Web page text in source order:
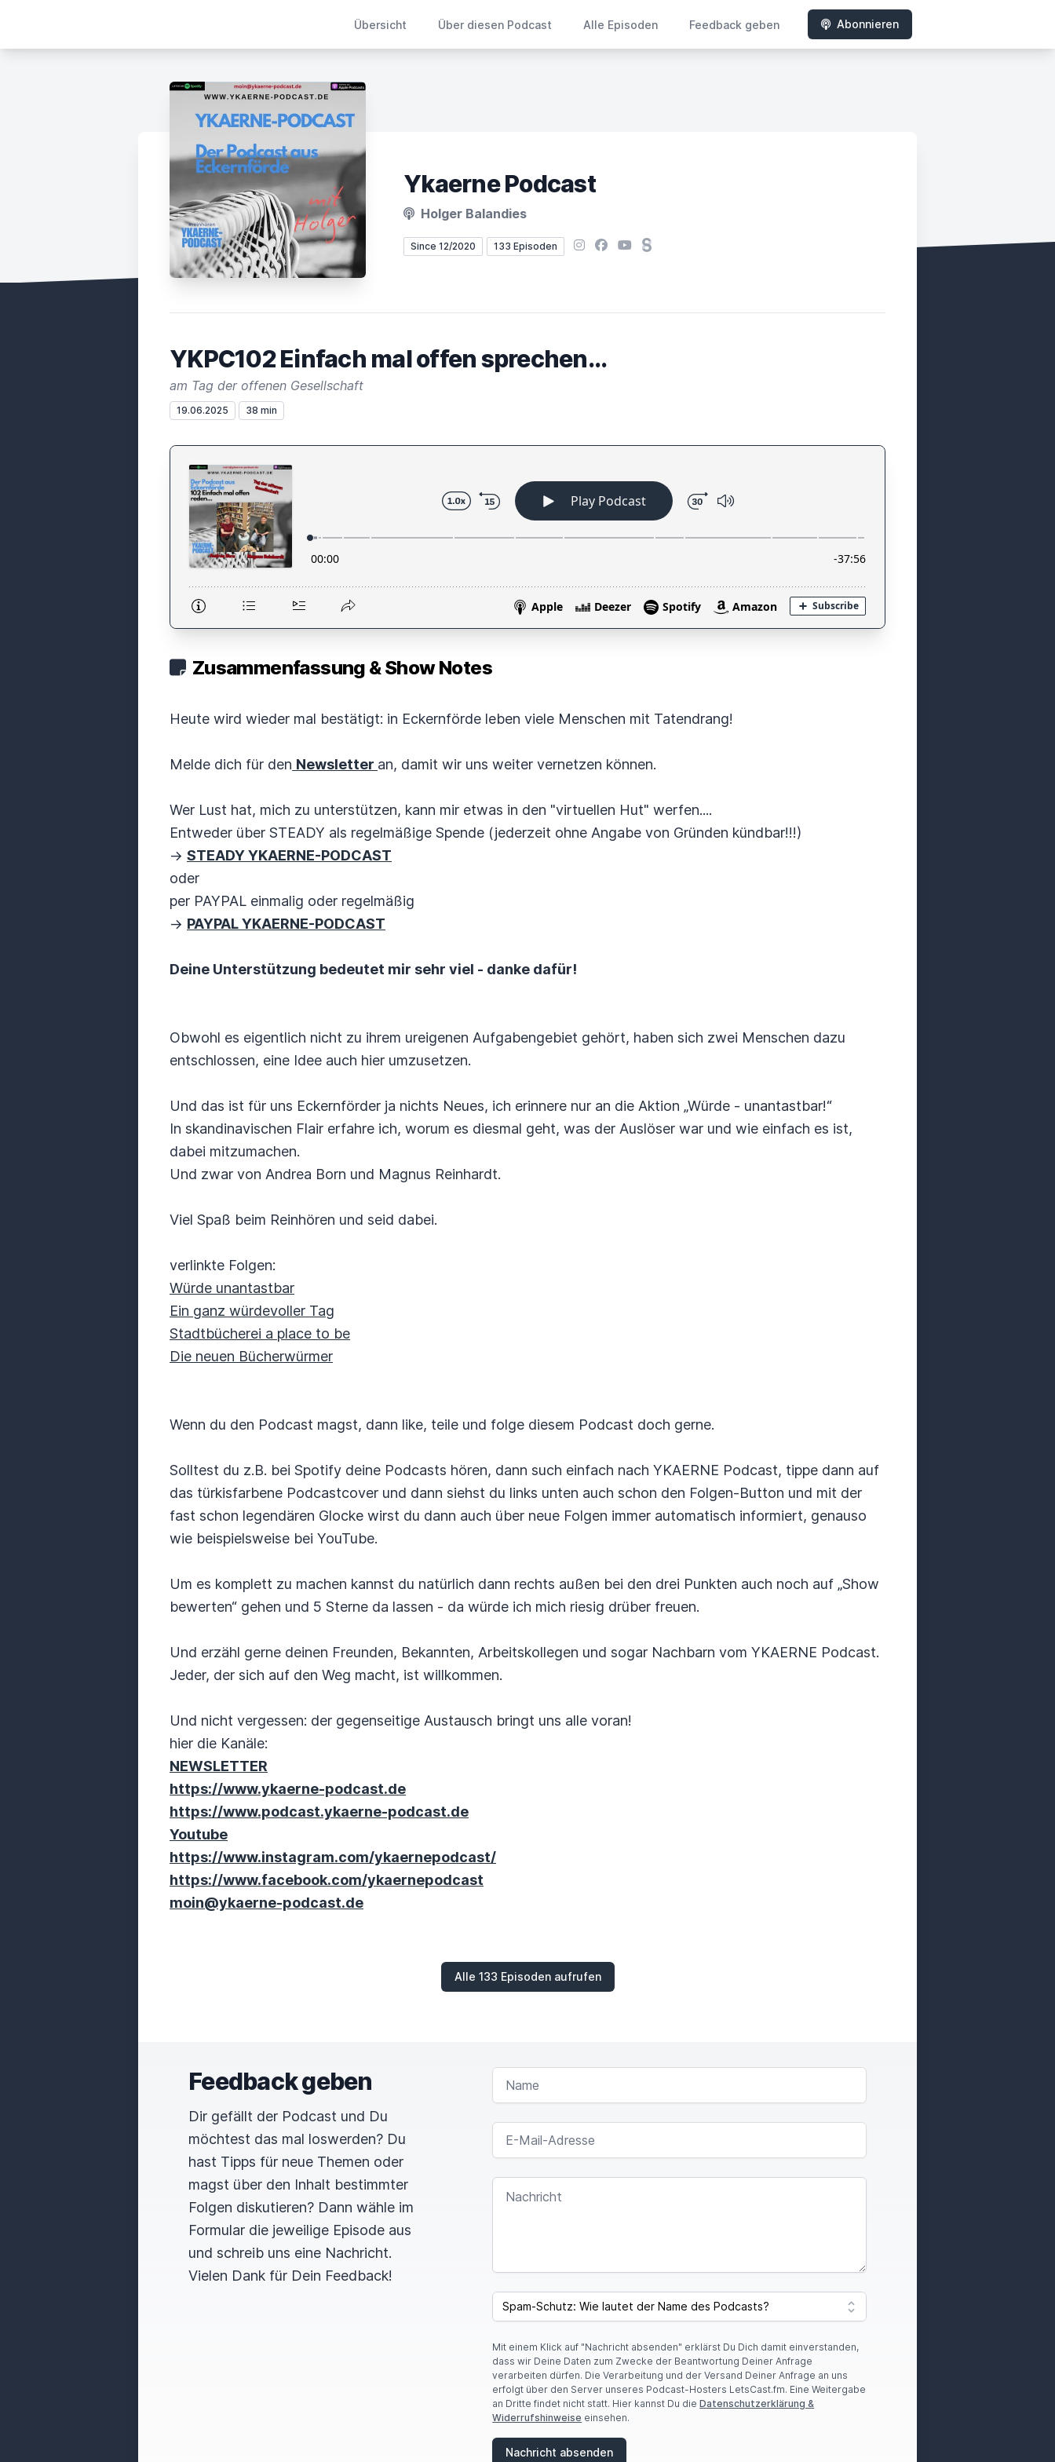
Übersicht Über diesen Podcast Alle Episoden Feedback geben Abonnieren
Ykaerne Podcast
Holger Balandies
Since 12/2020 133 Episoden Instagram
Facebook
YouTubeSteady
YKPC102 Einfach mal offen sprechen...
am Tag der offenen Gesellschaft
19.06.2025 38 min
Zusammenfassung & Show Notes
Heute wird wieder mal bestätigt: in Eckernförde leben viele Menschen mit Tatendrang!
Melde dich für den Newsletter an, damit wir uns weiter vernetzen können.
Wer Lust hat, mich zu unterstützen, kann mir etwas in den "virtuellen Hut" werfen....
Entweder über STEADY als regelmäßige Spende (jederzeit ohne Angabe von Gründen kündbar!!!)
-> STEADY YKAERNE-PODCAST
oder
per PAYPAL einmalig oder regelmäßig
-> PAYPAL YKAERNE-PODCAST
Deine Unterstützung bedeutet mir sehr viel - danke dafür!
Obwohl es eigentlich nicht zu ihrem ureigenen Aufgabengebiet gehört, haben sich zwei Menschen dazu
entschlossen, eine Idee auch hier umzusetzen.
Und das ist für uns Eckernförder ja nichts Neues, ich erinnere nur an die Aktion „Würde - unantastbar!“
In skandinavischen Flair erfahre ich, worum es diesmal geht, was der Auslöser war und wie einfach es ist,
dabei mitzumachen.
Und zwar von Andrea Born und Magnus Reinhardt.
Viel Spaß beim Reinhören und seid dabei.
verlinkte Folgen:
Würde unantastbar
Ein ganz würdevoller Tag
Stadtbücherei a place to be
Die neuen Bücherwürmer
Wenn du den Podcast magst, dann like, teile und folge diesem Podcast doch gerne.
Solltest du z.B. bei Spotify deine Podcasts hören, dann such einfach nach YKAERNE Podcast, tippe dann auf
das türkisfarbene Podcastcover und dann siehst du links unten auch schon den Folgen-Button und mit der
fast schon legendären Glocke wirst du dann auch über neue Folgen immer automatisch informiert, genauso
wie beispielsweise bei YouTube.
Um es komplett zu machen kannst du natürlich dann rechts außen bei den drei Punkten auch noch auf „Show
bewerten“ gehen und 5 Sterne da lassen - da würde ich mich riesig drüber freuen.
Und erzähl gerne deinen Freunden, Bekannten, Arbeitskollegen und sogar Nachbarn vom YKAERNE Podcast.
Jeder, der sich auf den Weg macht, ist willkommen.
Und nicht vergessen: der gegenseitige Austausch bringt uns alle voran!
hier die Kanäle:
NEWSLETTER
https://www.ykaerne-podcast.de
https://www.podcast.ykaerne-podcast.de
Youtube
https://www.instagram.com/ykaernepodcast/
https://www.facebook.com/ykaernepodcast
moin@ykaerne-podcast.de
Alle 133 Episoden aufrufen
Feedback geben
Dir gefällt der Podcast und Du
möchtest das mal loswerden? Du
hast Tipps für neue Themen oder
magst über den Inhalt bestimmter
Folgen diskutieren? Dann wähle im
Formular die jeweilige Episode aus
und schreib uns eine Nachricht.
Vielen Dank für Dein Feedback!
NAME
E-MAIL-ADRESSE
NACHRICHT
F
O
A
R
E
A
H
U
M
SPAM CAPTCHA
Mit einem Klick auf "Nachricht absenden" erklärst Du Dich damit einverstanden,
dass wir Deine Daten zum Zwecke der Beantwortung Deiner Anfrage
verarbeiten dürfen. Die Verarbeitung und der Versand Deiner Anfrage an uns
erfolgt über den Server unseres Podcast-Hosters LetsCast.fm. Eine Weitergabe
an Dritte findet nicht statt. Hier kannst Du dieDatenschutzerklärung &
Widerrufshinweise einsehen.
Nachricht absenden